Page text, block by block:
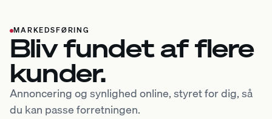
MARKEDSFØRING
Bliv fundet af flere
kunder.
Annoncering og synlighed online, styret for dig, så
du kan passe forretningen.